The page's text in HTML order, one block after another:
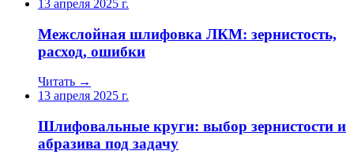
13 апреля 2025 г.
Межслойная шлифовка ЛКМ: зернистость,
расход, ошибки
Читать →
13 апреля 2025 г.
Шлифовальные круги: выбор зернистости и
абразива под задачу